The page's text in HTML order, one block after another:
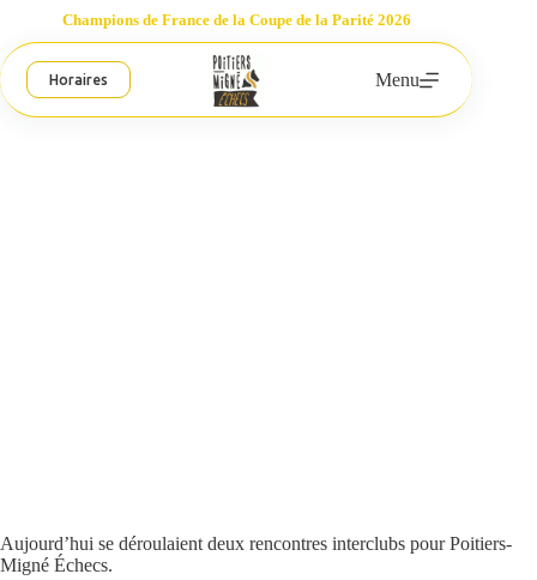
contenu
Champions de France de la Coupe de la Parité 2026
Horaires Menu
Aujourd’hui se déroulaient deux rencontres interclubs pour Poitiers-
Migné Échecs.